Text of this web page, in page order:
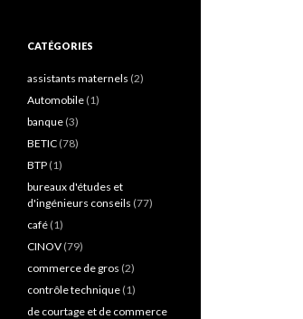
CATÉGORIES
assistants maternels (2)
Automobile (1)
banque (3)
BETIC (78)
BTP (1)
bureaux d'études et
d'ingénieurs conseils (77)
café (1)
CINOV (79)
commerce de gros (2)
contrôle technique (1)
de courtage et de commerce